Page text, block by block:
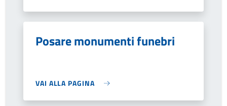
Posare monumenti funebri
VAI ALLA PAGINA